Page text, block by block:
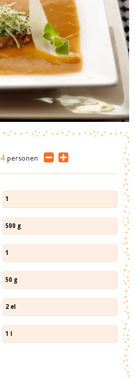
4 personen
1
500 g
1
50 g
2 el
1 l